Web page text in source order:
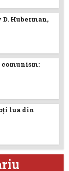
D. Huberman,
lua din